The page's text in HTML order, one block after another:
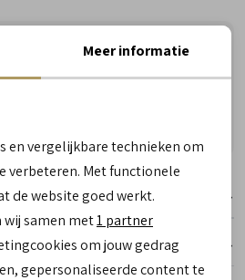
besteld, zaterdag in huis
u graag! Whatsapp of bel ons
€50,- (uitgezonderd sale)
in de winkel!
Meer informatie
en vergelijkbare technieken om
verbeteren. Met functionele
de website goed werkt.
wij samen met1 partner
om jouw gedrag
gepersonaliseerde content te